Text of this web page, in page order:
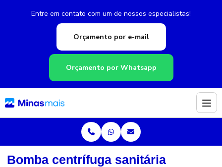
Entre em contato com um de nossos especialistas!
Orçamento por e-mail
Orçamento por Whatsapp
Bomba centrífuga sanitária